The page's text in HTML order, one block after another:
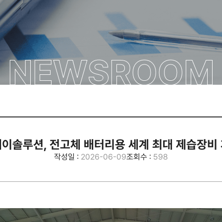
NEWSROOM
솔루션, 전고체 배터리용 세계 최대 제습장비
작성일 : 2026-06-09조회수 : 598